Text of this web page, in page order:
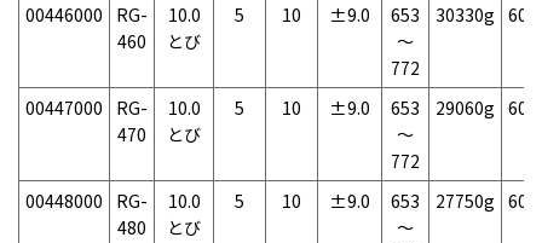
00446000
RG-
460
10.0
とび
5 10 ±9.0
653
～
772
30330g
00447000
RG-
470
10.0
とび
5 10 ±9.0
653
～
772
29060g
00448000
RG-
480
10.0
とび
5 10 ±9.0
653
～
27750g